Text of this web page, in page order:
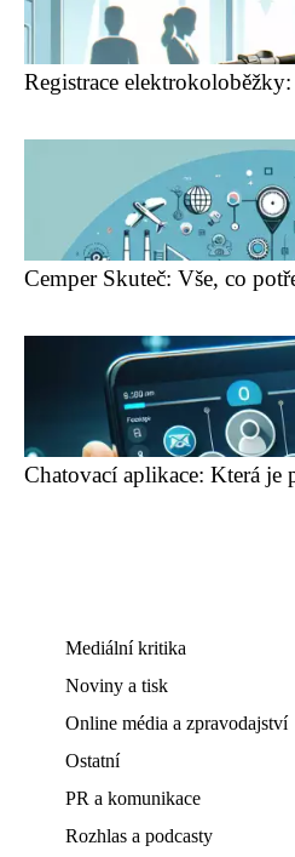
Registrace elektrokoloběžky:
Cemper Skuteč: Vše, co
Chatovací aplikace: Která je
Mediální kritika
Noviny a tisk
Online média a zpravodajství
Ostatní
PR a komunikace
Rozhlas a podcasty